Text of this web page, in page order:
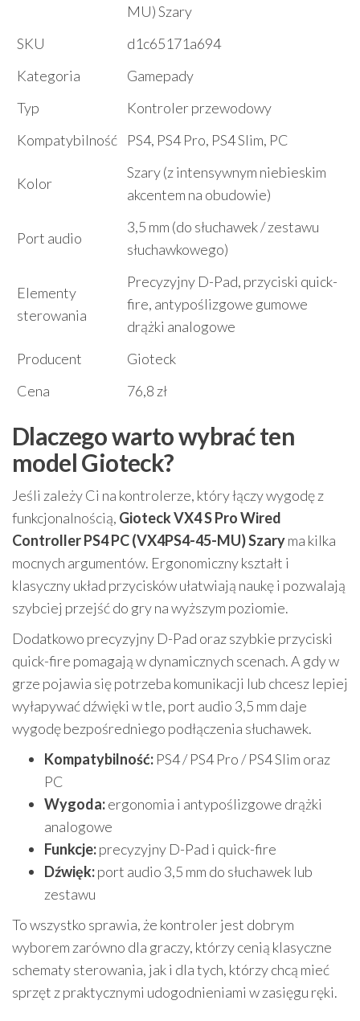
MU) Szary
SKU
d1c65171a694
Kategoria
Gamepady
Typ
Kontroler przewodowy
Kompatybilność
PS4, PS4 Pro, PS4 Slim, PC
Kolor
Szary (z intensywnym niebieskim
akcentem na obudowie)
Port audio
3,5 mm (do słuchawek / zestawu
słuchawkowego)
Elementy
sterowania
Precyzyjny D-Pad, przyciski quick-
fire, antypoślizgowe gumowe
drążki analogowe
Producent
Gioteck
Cena
76,8 zł
Dlaczego warto wybrać ten
model Gioteck?
Jeśli zależy Ci na kontrolerze, który łączy wygodę z
funkcjonalnością, Gioteck VX4 S Pro Wired
Controller PS4 PC (VX4PS4-45-MU) Szaryma kilka
mocnych argumentów. Ergonomiczny kształt i
klasyczny układ przycisków ułatwiają naukę i pozwalają
szybciej przejść do gry na wyższym poziomie.
Dodatkowo precyzyjny D-Pad oraz szybkie przyciski
quick-fire pomagają w dynamicznych scenach. A gdy w
grze pojawia się potrzeba komunikacji lub chcesz lepiej
wyłapywać dźwięki w tle, port audio 3,5 mm daje
wygodę bezpośredniego podłączenia słuchawek.
Kompatybilność: PS4 / PS4 Pro / PS4 Slim oraz
PC
Wygoda:ergonomia i antypoślizgowe drążki
analogowe
Funkcje:precyzyjny D-Pad i quick-fire
Dźwięk:port audio 3,5 mm do słuchawek lub
zestawu
To wszystko sprawia, że kontroler jest dobrym
wyborem zarówno dla graczy, którzy cenią klasyczne
schematy sterowania, jak i dla tych, którzy chcą mieć
sprzęt z praktycznymi udogodnieniami w zasięgu ręki.